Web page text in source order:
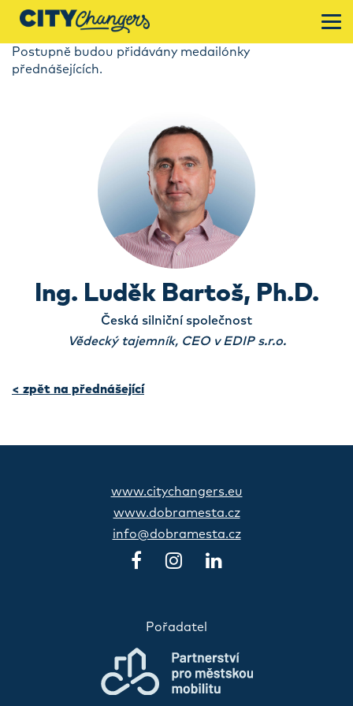
Postupně budou přidávány medailónky
přednášejících.
Ing. Luděk Bartoš, Ph.D.
Česká silniční společnost
Vědecký tajemník, CEO v EDIP s.r.o.
< zpět na přednášející
www.citychangers.eu
www.dobramesta.cz
info@dobramesta.cz
Pořadatel